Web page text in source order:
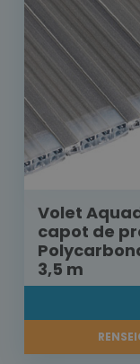
Volet
capot de
3,5 m